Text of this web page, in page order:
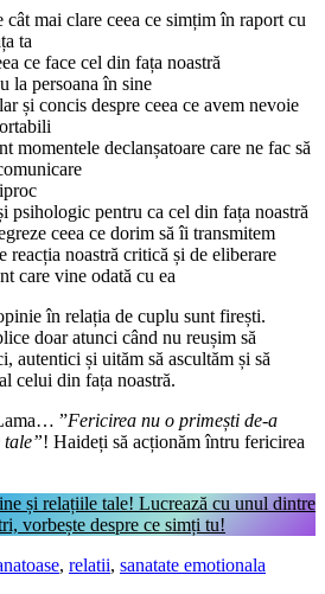
cât mai clare ceea ce simțim în raport cu
ta
ce face cel din fața noastră
la persoana în sine
și concis despre ceea ce avem nevoie
momentele declanșatoare care ne fac să
psihologic pentru ca cel din fața noastră
ceea ce dorim să îi transmitem
reacția noastră critică și de eliberare
care vine odată cu ea
în relația de cuplu sunt firești.
doar atunci când nu reușim să
autentici și uităm să ascultăm și să
celui din fața noastră.
”Fericirea nu o primești de-a
tale”! Haideți să acționăm întru fericirea
și relațiile tale! Lucrează cu unul dintre
vorbește despre ce simți tu!
, relatii, sanatate emotionala